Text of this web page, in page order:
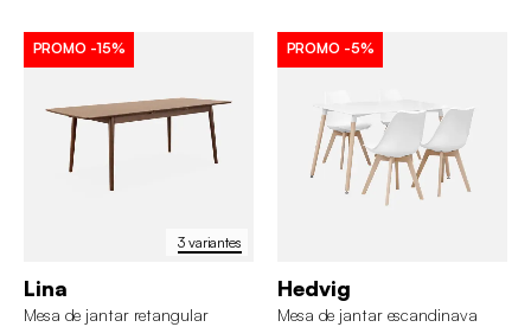
3 variantes
PROMO -15%
Lina
Mesa de jantar retangular
PROMO -5%
Hedvig
Mesa de jantar escandinava